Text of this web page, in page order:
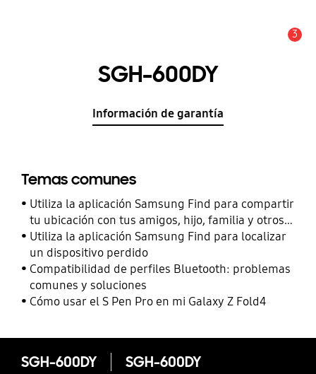
3
SGH-600DY
Información de garantía
Temas comunes
Utiliza la aplicación Samsung Find para compartir
tu ubicación con tus amigos, hijo, familia y otros
contactos
Utiliza la aplicación Samsung Find para localizar
un dispositivo perdido
Compatibilidad de perfiles Bluetooth: problemas
comunes y soluciones
Cómo usar el S Pen Pro en mi Galaxy Z Fold4
SGH-600DY SGH-600DY